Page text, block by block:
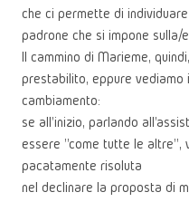
che ci permette di
padrone che si impone sulla/
Il cammino di Marieme,
prestabilito, eppure vediamo
cambiamento:
se all'inizio, parlando
essere "come tutte le altre",
pacatamente risoluta
nel declinare la proposta di